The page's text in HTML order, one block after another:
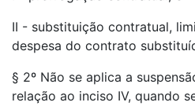
II - substituição contratual,
despesa do contrato
§ 2º Não se aplica a
relação ao inciso IV, quando